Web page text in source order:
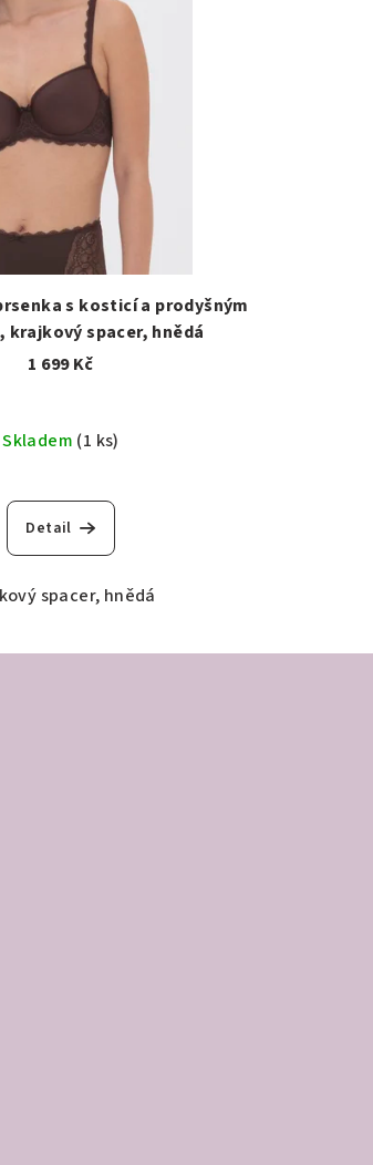
s kosticí a prodyšným
krajkový spacer, hnědá
1 699 Kč
Skladem (1 ks)
Detail
spacer, hnědá